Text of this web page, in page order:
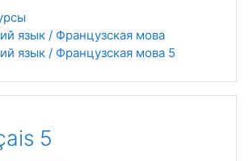
язык / Французская мова
язык / Французская мова 5
план
5